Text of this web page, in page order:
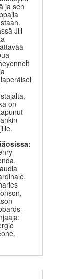
ja sen
Jill
on
–